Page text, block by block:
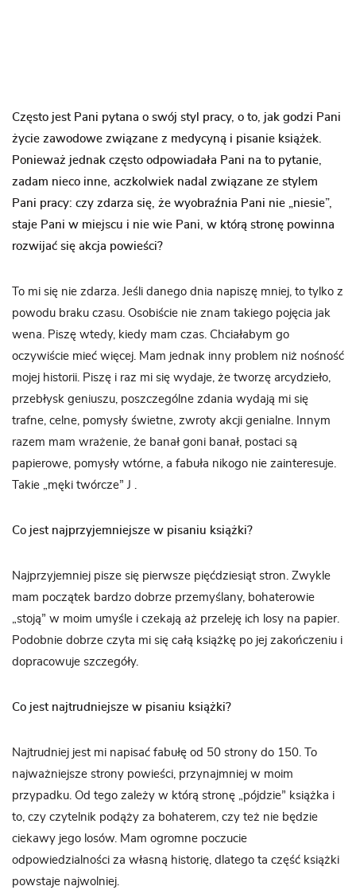
Często jest Pani pytana o swój styl pracy, o to, jak godzi Pani
życie zawodowe związane z medycyną i pisanie książek.
Ponieważ jednak często odpowiadała Pani na to pytanie,
zadam nieco inne, aczkolwiek nadal związane ze stylem
Pani pracy: czy zdarza się, że wyobraźnia Pani nie „niesie”,
staje Pani w miejscu i nie wie Pani, w którą stronę powinna
rozwijać się akcja powieści?
To mi się nie zdarza. Jeśli danego dnia napiszę mniej, to tylko z
powodu braku czasu. Osobiście nie znam takiego pojęcia jak
wena. Piszę wtedy, kiedy mam czas. Chciałabym go
oczywiście mieć więcej. Mam jednak inny problem niż nośność
mojej historii. Piszę i raz mi się wydaje, że tworzę arcydzieło,
przebłysk geniuszu, poszczególne zdania wydają mi się
trafne, celne, pomysły świetne, zwroty akcji genialne. Innym
razem mam wrażenie, że banał goni banał, postaci są
papierowe, pomysły wtórne, a fabuła nikogo nie zainteresuje.
Takie „męki twórcze” J .
Co jest najprzyjemniejsze w pisaniu książki?
Najprzyjemniej pisze się pierwsze pięćdziesiąt stron. Zwykle
mam początek bardzo dobrze przemyślany, bohaterowie
„stoją” w moim umyśle i czekają aż przeleję ich losy na papier.
Podobnie dobrze czyta mi się całą książkę po jej zakończeniu i
dopracowuje szczegóły.
Co jest najtrudniejsze w pisaniu książki?
Najtrudniej jest mi napisać fabułę od 50 strony do 150. To
najważniejsze strony powieści, przynajmniej w moim
przypadku. Od tego zależy w którą stronę „pójdzie” książka i
to, czy czytelnik podąży za bohaterem, czy też nie będzie
ciekawy jego losów. Mam ogromne poczucie
odpowiedzialności za własną historię, dlatego ta część książki
powstaje najwolniej.